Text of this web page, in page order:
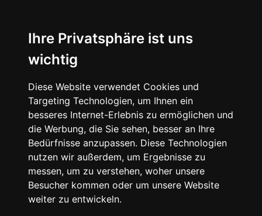
Ihre Privatsphäre ist uns
wichtig
Diese Website verwendet Cookies und
Targeting Technologien, um Ihnen ein
besseres Internet-Erlebnis zu ermöglichen und
die Werbung, die Sie sehen, besser an Ihre
Bedürfnisse anzupassen. Diese Technologien
nutzen wir außerdem, um Ergebnisse zu
messen, um zu verstehen, woher unsere
Besucher kommen oder um unsere Website
weiter zu entwickeln.